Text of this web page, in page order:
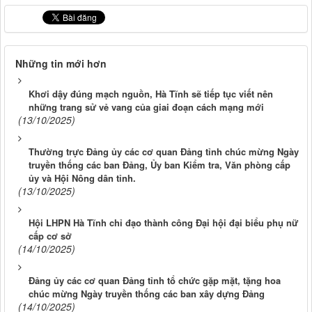
Những tin mới hơn
Khơi dậy đúng mạch nguồn, Hà Tĩnh sẽ tiếp tục viết nên
những trang sử vẻ vang của giai đoạn cách mạng mới
(13/10/2025)
Thường trực Đảng ủy các cơ quan Đảng tỉnh chúc mừng Ngày
truyền thống các ban Đảng, Ủy ban Kiểm tra, Văn phòng cấp
ủy và Hội Nông dân tỉnh.
(13/10/2025)
Hội LHPN Hà Tĩnh chỉ đạo thành công Đại hội đại biểu phụ nữ
cấp cơ sở
(14/10/2025)
Đảng ủy các cơ quan Đảng tỉnh tổ chức gặp mặt, tặng hoa
chúc mừng Ngày truyền thống các ban xây dựng Đảng
(14/10/2025)